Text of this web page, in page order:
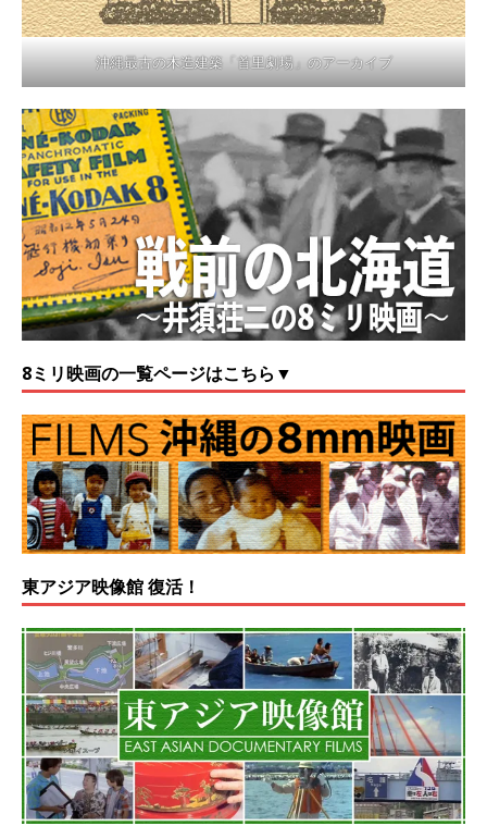
沖縄最古の木造建築「首里劇場」のアーカイブ
8ミリ映画の一覧ページはこちら▼
東アジア映像館 復活！